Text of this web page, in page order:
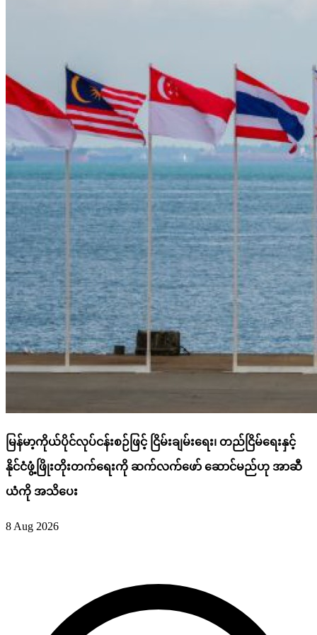
မြန်မာ့ကိုယ်ပိုင်လုပ်ငန်းစဉ်ဖြင့် ငြိမ်းချမ်းရေး၊ တည်ငြိမ်ရေးနှင့်
နိုင်ငံဖွံ့ဖြိုးတိုးတက်ရေးကို ဆက်လက်ဖော် ဆောင်မည်ဟု အာဆီ
ယံကို အသိပေး
8 Aug 2026